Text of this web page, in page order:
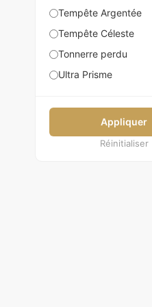
Tempête Argentée
Tempête Céleste
Tonnerre perdu
Ultra Prisme
Appliquer
Réinitialiser